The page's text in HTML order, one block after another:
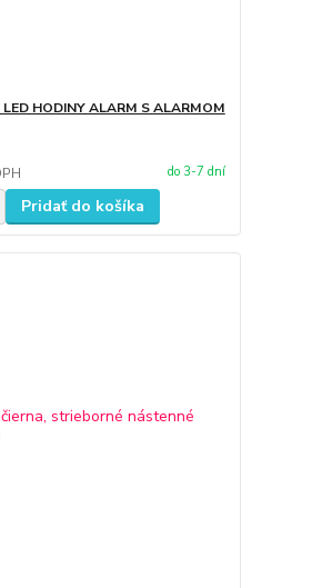
LED HODINY ALARM S ALARMOM
do 3-7 dní
Pridať do košíka